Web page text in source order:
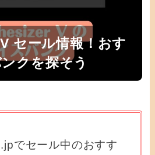
セール情報！おす
クを探そう
でセール中のおすす